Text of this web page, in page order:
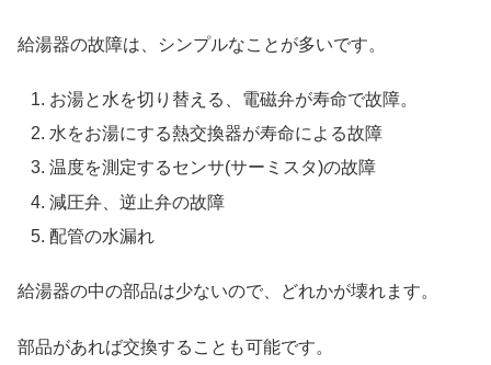
給湯器の故障は、シンプルなことが多いです。
お湯と水を切り替える、電磁弁が寿命で故障。
水をお湯にする熱交換器が寿命による故障
温度を測定するセンサ(サーミスタ)の故障
減圧弁、逆止弁の故障
配管の水漏れ
給湯器の中の部品は少ないので、どれかが壊れます。
部品があれば交換することも可能です。